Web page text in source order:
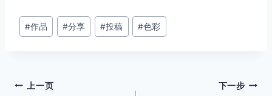
文
章
#作品 #分享 #投稿 #色彩
文上一页 下一步